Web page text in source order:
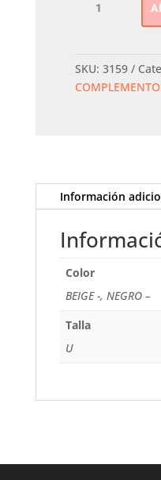
cantidad
SKU: 3159
Información
Color
BEIGE -, NEGRO –
Talla
U